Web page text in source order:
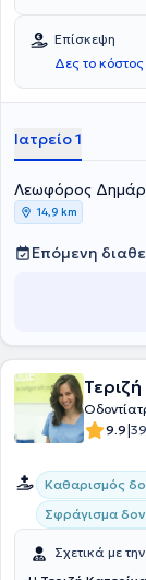
Εμφυτεύματα από
αποφοίτησε από
Καποδιστριακού
αναφερθεί πως
σήμερα αποτελεί
τμήματος
υπηρεσίες του,
Επίσκεψη
Δες το κόστος
Ιατρείο 1
Λεωφόρος
14,9 km
Επόμενη
9.9|
Καθαρισμός
Σφράγισμα
Σχετικά με την